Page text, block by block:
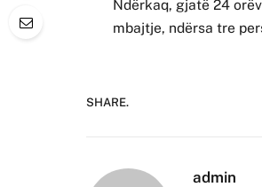
Ndërkaq, gjatë 24
mbajtje, ndërsa tre
SHARE.
admin